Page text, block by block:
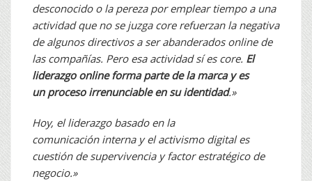
desconocido o la pereza por emplear tiempo a una
actividad que no se juzga core refuerzan la negativa
de algunos directivos a ser abanderados online de
las compañías. Pero esa actividad sí es core. El
liderazgo online forma parte de la marca y es
un proceso irrenunciable en su identidad.»
Hoy, el liderazgo basado en la
comunicación interna y el activismo digital es
cuestión de supervivencia y factor estratégico de
negocio.»